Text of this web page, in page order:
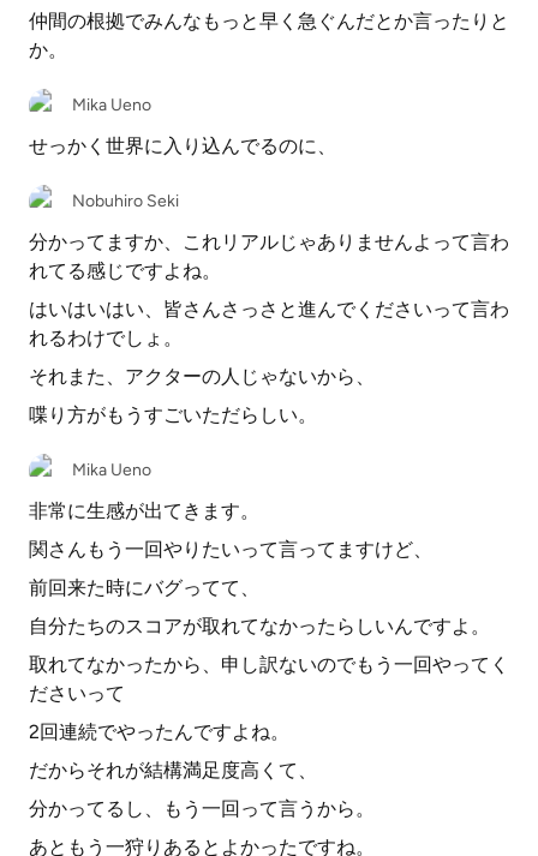
仲間の根拠でみんなもっと早く急ぐんだとか言ったりと
か。
Mika Ueno
せっかく世界に入り込んでるのに、
Nobuhiro Seki
分かってますか、これリアルじゃありませんよって言わ
れてる感じですよね。
はいはいはい、皆さんさっさと進んでくださいって言わ
れるわけでしょ。
それまた、アクターの人じゃないから、
喋り方がもうすごいただらしい。
Mika Ueno
非常に生感が出てきます。
関さんもう一回やりたいって言ってますけど、
前回来た時にバグってて、
自分たちのスコアが取れてなかったらしいんですよ。
取れてなかったから、申し訳ないのでもう一回やってく
ださいって
2回連続でやったんですよね。
だからそれが結構満足度高くて、
分かってるし、もう一回って言うから。
あともう一狩りあるとよかったですね。